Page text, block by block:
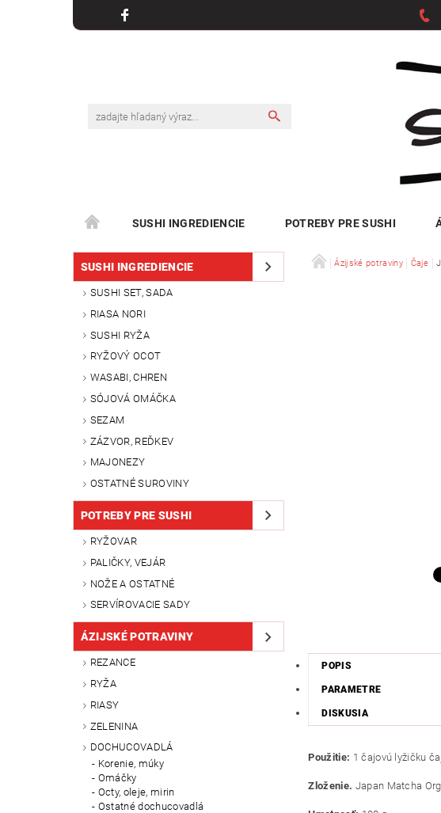
SUSHI INGREDIENCIE POTREBY PRE SUSHI
SUSHI INGREDIENCIE
SUSHI SET, SADA
RIASA NORI
SUSHI RYŽA
RYŽOVÝ OCOT
WASABI, CHREN
SÓJOVÁ OMÁČKA
SEZAM
ZÁZVOR, REĎKEV
MAJONEZY
OSTATNÉ SUROVINY
POTREBY PRE SUSHI
RYŽOVAR
PALIČKY, VEJÁR
NOŽE A OSTATNÉ
SERVÍROVACIE SADY
ÁZIJSKÉ POTRAVINY
REZANCE
RYŽA
RIASY
ZELENINA
DOCHUCOVADLÁ
Korenie, múky
Omáčky
Octy, oleje, mirin
Ostatné dochucovadlá
Ázijské potraviny Čaje
POPIS
PARAMETRE
DISKUSIA
Použitie: 1 čajovú lyžičku
Zloženie. Japan Matcha